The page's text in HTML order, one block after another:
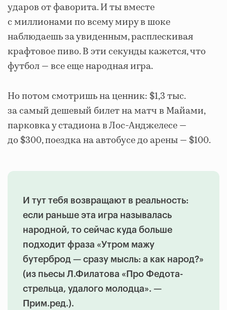
ударов от фаворита. И ты вместе
с миллионами по всему миру в шоке
наблюдаешь за увиденным, расплескивая
крафтовое пиво. В эти секунды кажется, что
футбол — все еще народная игра.
Но потом смотришь на ценник: $1,3 тыс.
за самый дешевый билет на матч в Майами,
парковка у стадиона в Лос-Анджелесе —
до $300, поездка на автобусе до арены — $100.
И тут тебя возвращают в реальность:
если раньше эта игра называлась
народной, то сейчас куда больше
подходит фраза «Утром мажу
бутерброд — сразу мысль: а как народ?»
(из пьесы Л.Филатова «Про Федота-
стрельца, удалого молодца». —
Прим.ред.).